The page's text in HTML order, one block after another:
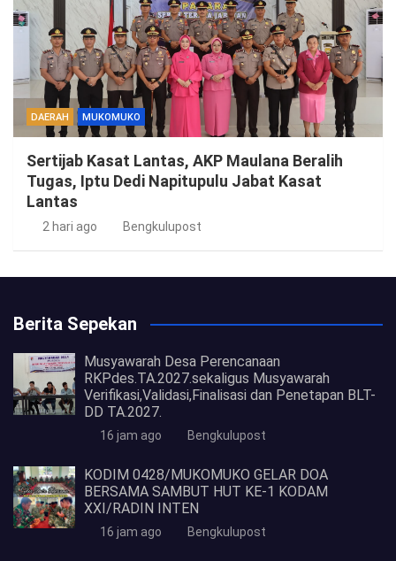
DAERAH MUKOMUKO
Sertijab Kasat Lantas, AKP Maulana Beralih
Tugas, Iptu Dedi Napitupulu Jabat Kasat
Lantas
2 hari ago Bengkulupost
Berita Sepekan
Musyawarah Desa Perencanaan
RKPdes.TA.2027.sekaligus Musyawarah
Verifikasi,Validasi,Finalisasi dan Penetapan BLT-
DD TA.2027.
16 jam ago Bengkulupost
KODIM 0428/MUKOMUKO GELAR DOA
BERSAMA SAMBUT HUT KE-1 KODAM
XXI/RADIN INTEN
16 jam ago Bengkulupost